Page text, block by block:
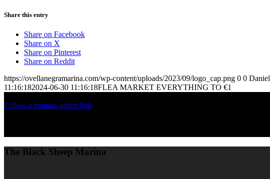
Share this entry
Share on Facebook
Share on X
Share on Pinterest
Share on Reddit
https://ovellanegramarina.com/wp-content/uploads/2023/09/logo_cap.png 0 0
11:16:182024-06-30 11:16:18FLEA MARKET EVERYTHING TO €1
Follow a manual added link
The Black Sheep Marina